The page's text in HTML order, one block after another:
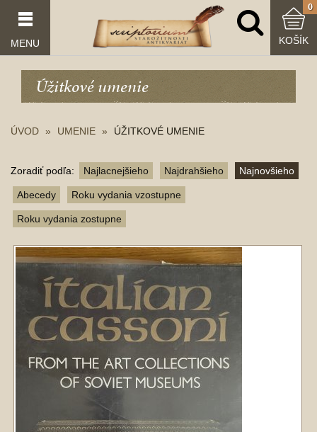
MENU
0
KOŠÍK
Úžitkové umenie
ÚVOD UMENIE ÚŽITKOVÉ UMENIE
Zoradiť podľa: Najlacnejšieho Najdrahšieho Najnovšieho
Abecedy Roku vydania vzostupne
Roku vydania zostupne